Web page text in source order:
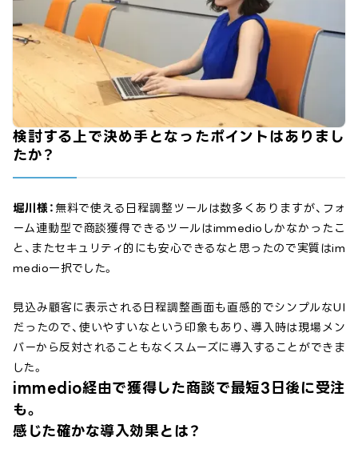
検討する上で決め手となったポイントはありまし
たか？
堀川様： 無料で使える日程調整ツールは数多くありますが、フォ
ーム連動型で商談獲得できるツールはimmedioしかなかったこ
と、またセキュリティ的にも安心できるなと思ったので実質はim
medio一択でした。
見込み顧客に表示される日程調整画面も直感的でシンプルなUI
だったので、使いやすいなという印象もあり、導入時は現場メン
バーから反対されることもなくスムーズに導入することができま
した。
immedio経由で獲得した商談で最短3日後に受注
も。
感じた確かな導入効果とは？